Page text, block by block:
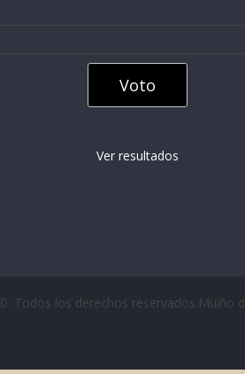
Ver resultados